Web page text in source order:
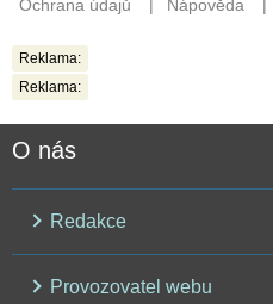
Reklama:
Reklama:
O nás
Redakce
Provozovatel webu